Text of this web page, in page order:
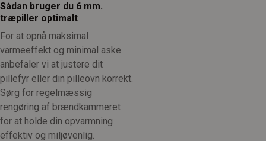
Sådan bruger du 6 mm.
træpiller optimalt
For at opnå maksimal
varmeeffekt og minimal aske
anbefaler vi at justere dit
pillefyr eller din pilleovn korrekt.
Sørg for regelmæssig
rengøring af brændkammeret
for at holde din opvarmning
effektiv og miljøvenlig.